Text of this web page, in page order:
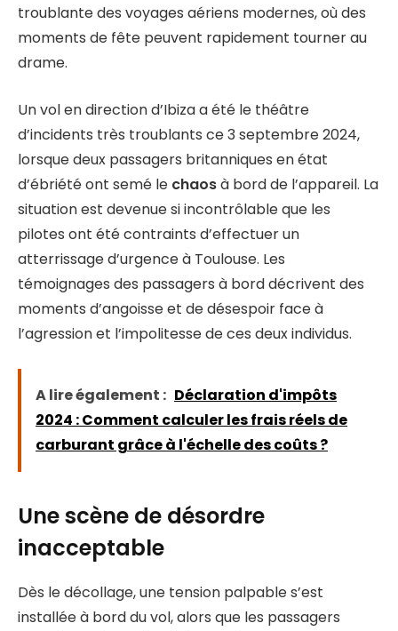
troublante des voyages aériens modernes, où des
moments de fête peuvent rapidement tourner au
drame.
Un vol en direction d’Ibiza a été le théâtre
d’incidents très troublants ce 3 septembre 2024,
lorsque deux passagers britanniques en état
d’ébriété ont semé le chaosà bord de l’appareil. La
situation est devenue si incontrôlable que les
pilotes ont été contraints d’effectuer un
atterrissage d’urgence à Toulouse. Les
témoignages des passagers à bord décrivent des
moments d’angoisse et de désespoir face à
l’agression et l’impolitesse de ces deux individus.
A lire également : Déclaration d'impôts
2024 : Comment calculer les frais réels de
carburant grâce à l'échelle des coûts ?
Une scène de désordre
inacceptable
Dès le décollage, une tension palpable s’est
installée à bord du vol, alors que les passagers